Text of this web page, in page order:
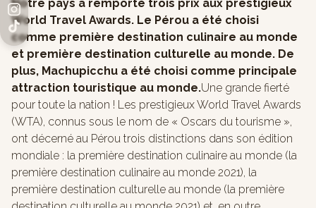
Notre pays a remporté trois prix aux prestigieux
World Travel Awards. Le Pérou a été choisi
comme première destination culinaire au monde
et première destination culturelle au monde. De
plus, Machupicchu a été choisi comme principale
attraction touristique au monde.Une grande fierté
pour toute la nation ! Les prestigieux World Travel Awards
(WTA), connus sous le nom de « Oscars du tourisme »,
ont décerné au Pérou trois distinctions dans son édition
mondiale : la première destination culinaire au monde (la
première destination culinaire au monde 2021), la
première destination culturelle au monde (la première